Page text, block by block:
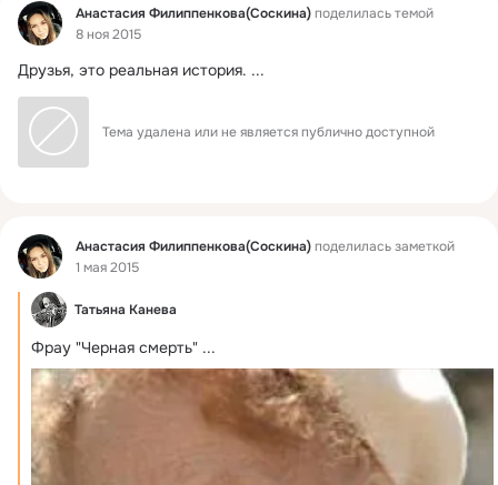
Фид Анастасия Филиппенкова(Соскина)поделилась темой
8 ноя 2015
Друзья, это реальная история. ...
Тема удалена или не является публично доступной
Фид Анастасия Филиппенкова(Соскина)поделилась заметкой
1 мая 2015
Татьяна Канева
Фрау "Черная смерть" ...